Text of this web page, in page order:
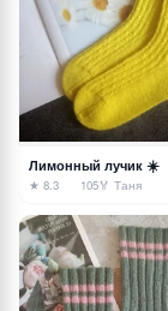
Лимонный лучик ☀️
★ 8.3 105🏅 Таня